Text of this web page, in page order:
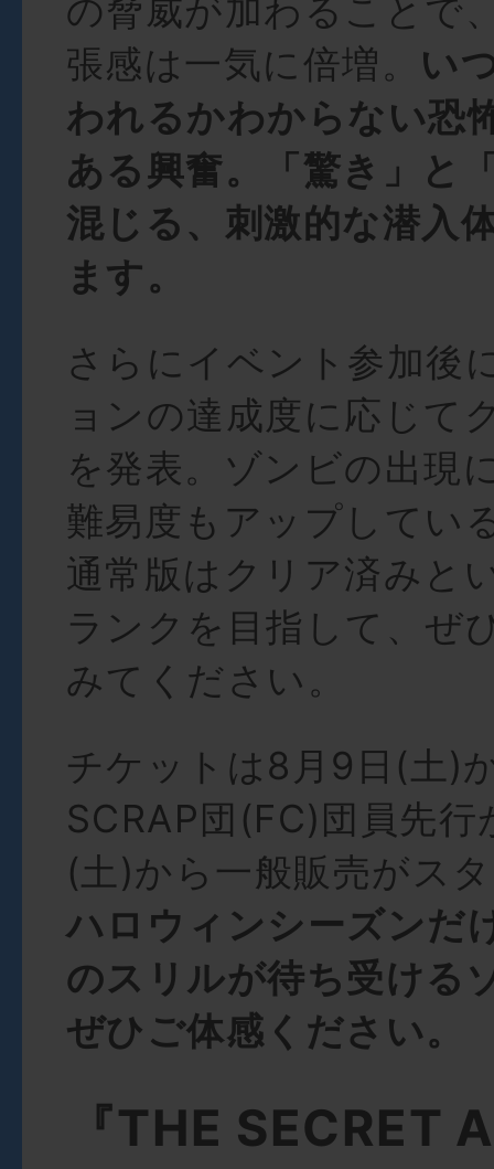
の脅威が加わることで
張感は一気に倍増。 い
われるかわからない恐
ある興奮。「驚き」と
混じる、刺激的な潜入
ます。
さらにイベント参加後
ョンの達成度に応じて
を発表。ゾンビの出現
難易度もアップしてい
通常版はクリア済みと
ランクを目指して、ぜ
みてください。
チケットは8月9日(土)
SCRAP団(FC)団員先行
(土)から一般販売がス
ハロウィンシーズンだ
のスリルが待ち受ける
ぜひご体感ください。
『THE SECRET